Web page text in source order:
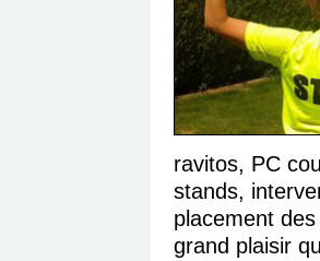
ravitos, PC
stands,
placement
grand plaisir